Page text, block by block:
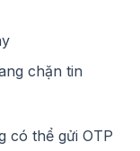
chặn tin
có thể gửi OTP